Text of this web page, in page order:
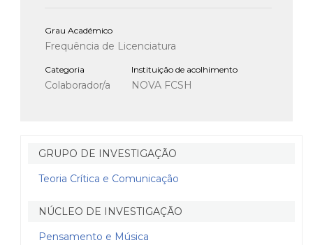
Grau Académico
Frequência de Licenciatura
Categoria
Colaborador/a
Instituição de acolhimento
NOVA FCSH
GRUPO DE INVESTIGAÇÃO
Teoria Crítica e Comunicação
NÚCLEO DE INVESTIGAÇÃO
Pensamento e Música